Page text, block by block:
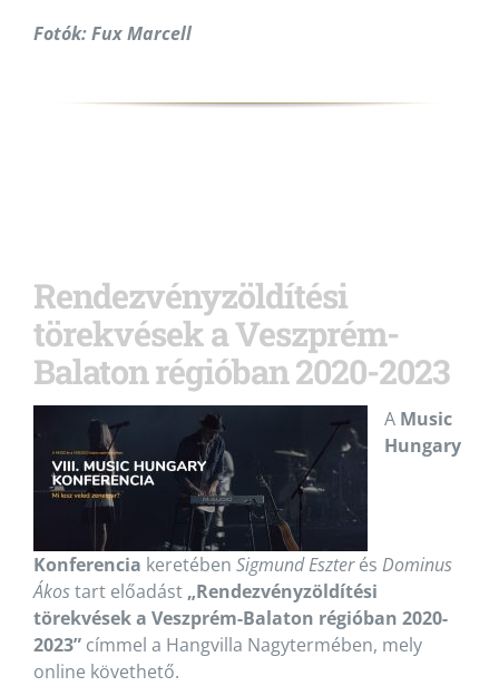
Fotók: Fux Marcell
Rendezvényzöldítési
törekvések a Veszprém-
Balaton régióban 2020-2023
A Music
Hungary
Konferencia keretében Sigmund Eszterés Dominus
Ákostart előadást „Rendezvényzöldítési
törekvések a Veszprém-Balaton régióban 2020-
2023” címmel a Hangvilla Nagytermében, mely
online követhető.